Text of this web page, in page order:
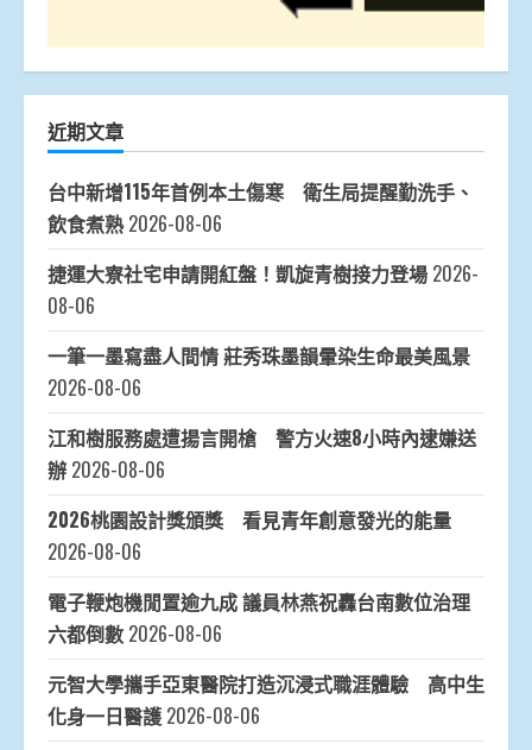
近期文章
台中新增115年首例本土傷寒 衛生局提醒勤洗手、
飲食煮熟 2026-08-06
捷運大寮社宅申請開紅盤！凱旋青樹接力登場 2026-
08-06
一筆一墨寫盡人間情 莊秀珠墨韻暈染生命最美風景
2026-08-06
江和樹服務處遭揚言開槍 警方火速8小時內逮嫌送
辦 2026-08-06
2026桃園設計獎頒獎 看見青年創意發光的能量
2026-08-06
電子鞭炮機閒置逾九成 議員林燕祝轟台南數位治理
六都倒數 2026-08-06
元智大學攜手亞東醫院打造沉浸式職涯體驗 高中生
化身一日醫護 2026-08-06